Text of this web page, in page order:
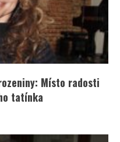
Místo radosti
tatínka